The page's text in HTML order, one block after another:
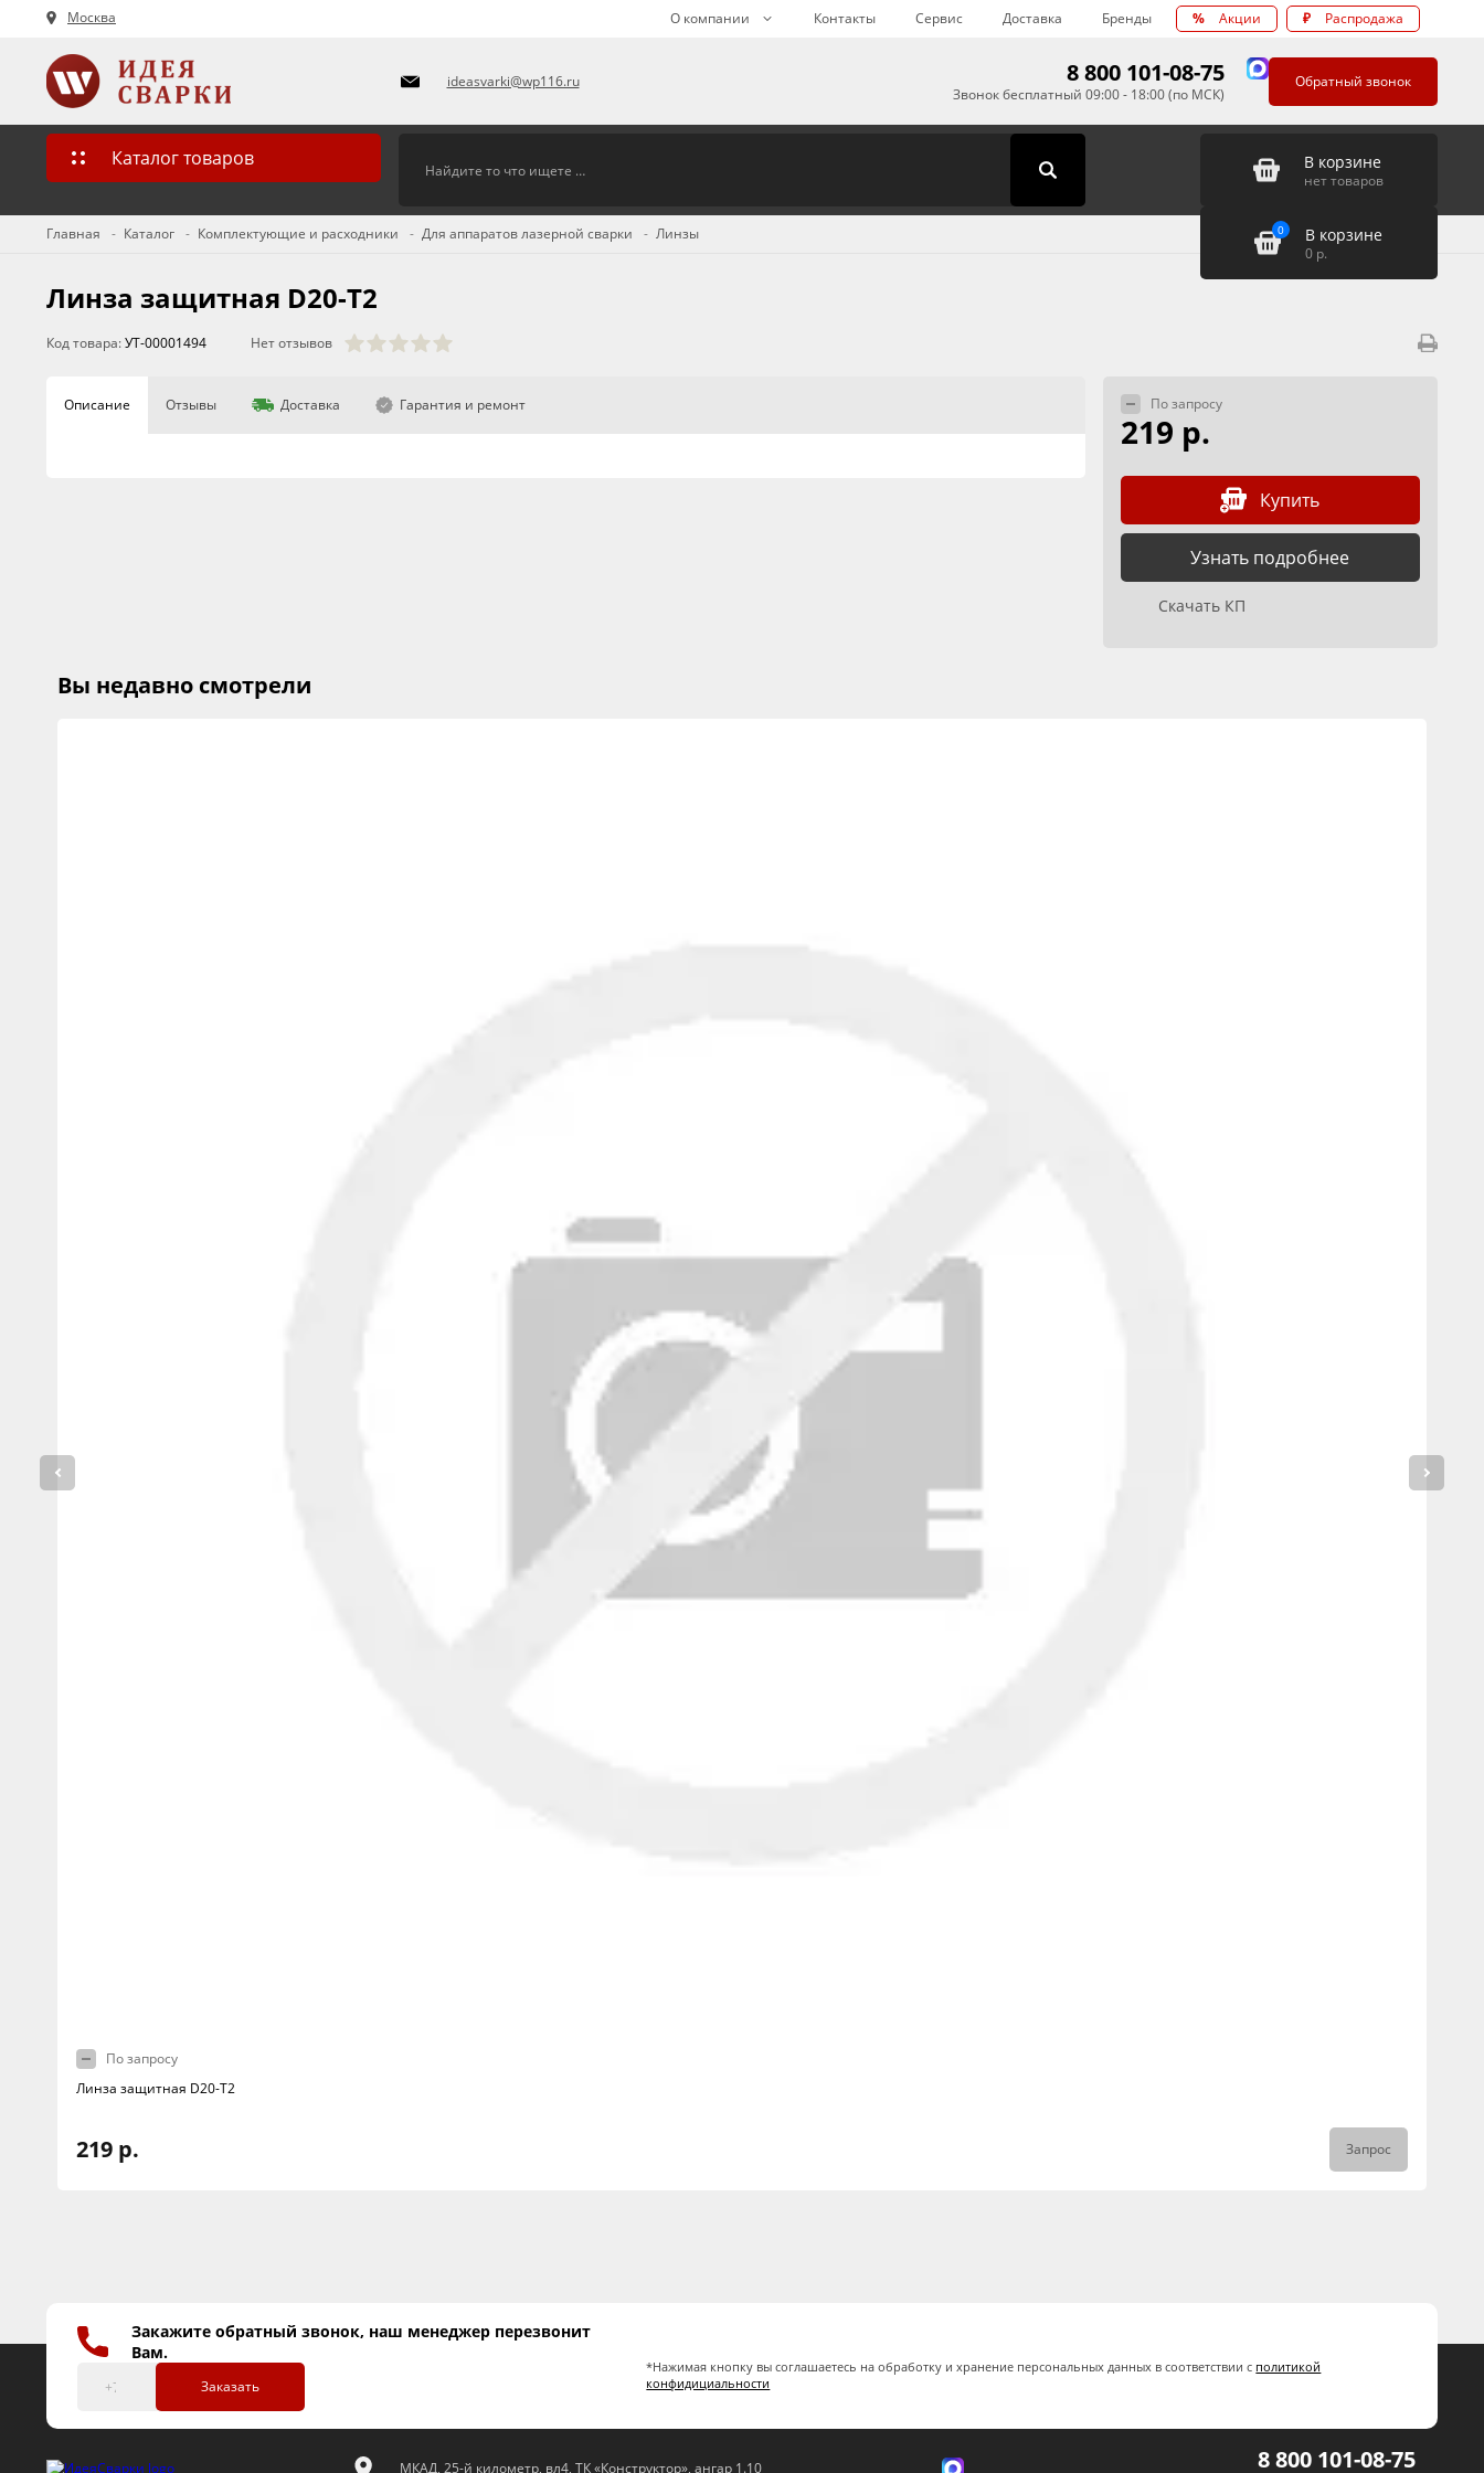
Москва О компании Контакты Сервис Доставка Бренды % Акции ₽ Распродажа
ideasvarki@wp116.ru 8 800 101-08-75
Звонок бесплатный 09:00 - 18:00 (по МСК)
Обратный звонок
Каталог товаров В корзине
нет товаров
0 В корзине
0 р.
Главная Каталог Комплектующие и расходники Для аппаратов лазерной сварки Линзы
Линза защитная D20-T2
Код товара:УТ-00001494 Нет отзывов
По запросу
219 р.
Купить
Узнать подробнее
Скачать КП
Описание Отзывы Доставка Гарантия и ремонт
Вы недавно смотрели
По запросу
Линза защитная D20-T2
219 р. Запрос
Закажите обратный звонок, наш менеджер перезвонит
Вам.
Заказать
*Нажимая кнопку вы соглашаетесь на обработку и хранение персональных данных в соответствии с политикой
конфидициальности
МКАД, 25-й километр, вл4, ТК «Конструктор», ангар 1.10 8 800 101-08-75